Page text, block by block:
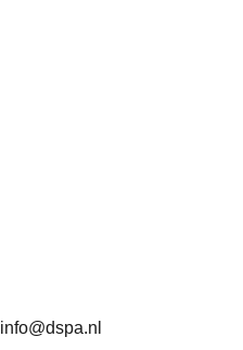
info@dspa.nl